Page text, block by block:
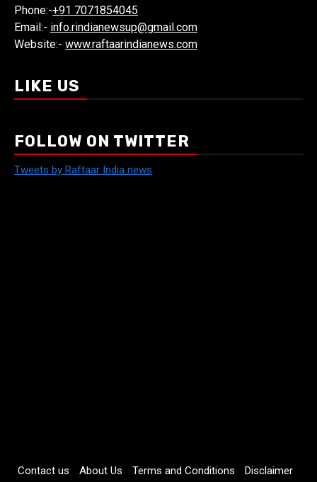
Phone:-+91 7071854045
Email:- info.rindianewsup@gmail.com
Website:- www.raftaarindianews.com
LIKE US
FOLLOW ON TWITTER
Tweets by Raftaar India news
Contact us About Us Terms and Conditions
Disclaimer